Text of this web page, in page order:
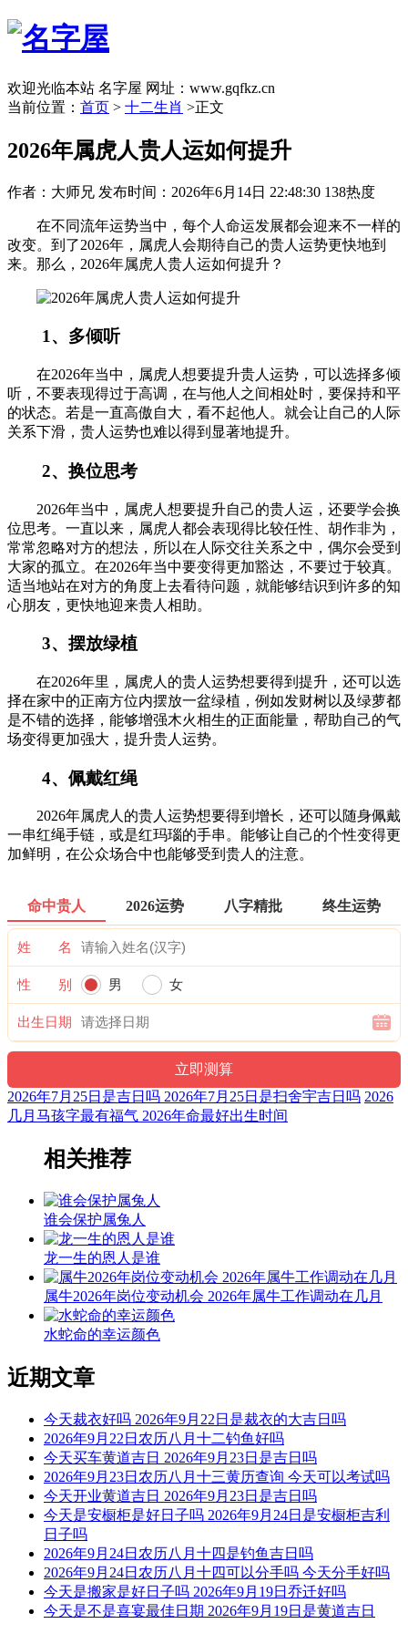
欢迎光临本站 名字屋 网址：www.gqfkz.cn
当前位置： 首页 > 十二生肖 >正文
2026年属虎人贵人运如何提升
作者：大师兄 发布时间：2026年6月14日 22:48:30 138热度
在不同流年运势当中，每个人命运发展都会迎来不一样的
改变。到了2026年，属虎人会期待自己的贵人运势更快地到
来。那么，2026年属虎人贵人运如何提升？
1、多倾听
在2026年当中，属虎人想要提升贵人运势，可以选择多倾
听，不要表现得过于高调，在与他人之间相处时，要保持和平
的状态。若是一直高傲自大，看不起他人。就会让自己的人际
关系下滑，贵人运势也难以得到显著地提升。
2、换位思考
2026年当中，属虎人想要提升自己的贵人运，还要学会换
位思考。一直以来，属虎人都会表现得比较任性、胡作非为，
常常忽略对方的想法，所以在人际交往关系之中，偶尔会受到
大家的孤立。在2026年当中要变得更加豁达，不要过于较真。
适当地站在对方的角度上去看待问题，就能够结识到许多的知
心朋友，更快地迎来贵人相助。
3、摆放绿植
在2026年里，属虎人的贵人运势想要得到提升，还可以选
择在家中的正南方位内摆放一盆绿植，例如发财树以及绿萝都
是不错的选择，能够增强木火相生的正面能量，帮助自己的气
场变得更加强大，提升贵人运势。
4、佩戴红绳
2026年属虎人的贵人运势想要得到增长，还可以随身佩戴
一串红绳手链，或是红玛瑙的手串。能够让自己的个性变得更
加鲜明，在公众场合中也能够受到贵人的注意。
命中贵人 2026运势 八字精批 终生运势
姓 名
性 别 男 女
出生日期
2026年7月25日是吉日吗 2026年7月25日是扫舍宇吉日吗 2026
几月马孩字最有福气 2026年命最好出生时间
相关推荐
谁会保护属兔人
龙一生的恩人是谁
属牛2026年岗位变动机会 2026年属牛工作调动在几月
水蛇命的幸运颜色
近期文章
今天裁衣好吗 2026年9月22日是裁衣的大吉日吗
2026年9月22日农历八月十二钓鱼好吗
今天买车黄道吉日 2026年9月23日是吉日吗
2026年9月23日农历八月十三黄历查询 今天可以考试吗
今天开业黄道吉日 2026年9月23日是吉日吗
今天是安橱柜是好日子吗 2026年9月24日是安橱柜吉利
日子吗
2026年9月24日农历八月十四是钓鱼吉日吗
2026年9月24日农历八月十四可以分手吗 今天分手好吗
今天是搬家是好日子吗 2026年9月19日乔迁好吗
今天是不是喜宴最佳日期 2026年9月19日是黄道吉日